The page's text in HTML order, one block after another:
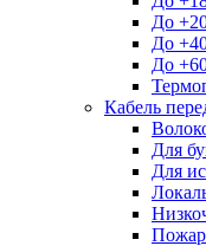
До
До
До
Кабель
Для
Для